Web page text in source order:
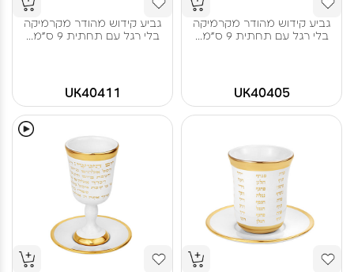
גביע קידוש מהודר מקרמיקה
בלי רגל עם תחתית 9 ס"מ...
UK40405
גביע קידוש מהודר מקרמיקה
בלי רגל עם תחתית 9 ס"מ...
UK40411